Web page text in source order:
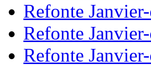
Refonte
Refonte
Refonte